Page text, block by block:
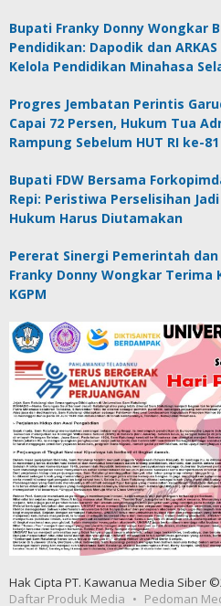
Bupati Franky Donny Wongkar
Pendidikan: Dapodik dan
Kelola Pendidikan Minahasa
Progres Jembatan Perintis
Capai 72 Persen, Hukum Tua
Rampung Sebelum HUT RI ke-81
Bupati FDW Bersama
Repi: Peristiwa Perselisihan
Hukum Harus Diutamakan
Pererat Sinergi Pemerintah
Franky Donny Wongkar Terima
KGPM
Hak Cipta PT. Kawanua Media Siber
Daftar Produk Media
Pedoman